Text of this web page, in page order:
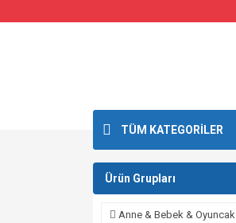
TÜM KATEGORİLER
Ürün Grupları
Anne & Bebek & Oyuncak